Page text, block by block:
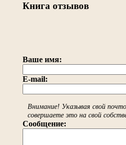
Книга отзывов
Ваше имя:
E-mail:
Внимание! Указывая свой
совершаете это на свой
Сообщение: